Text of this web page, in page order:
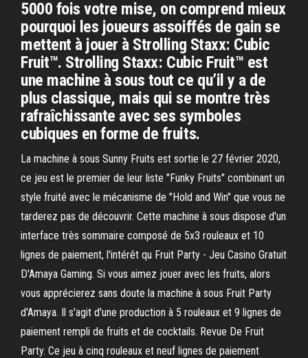
5000 fois votre mise, on comprend mieux
pourquoi les joueurs assoiffés de gain se
mettent à jouer à Strolling Staxx: Cubic
Fruit™. Strolling Staxx: Cubic Fruit™ est
une machine à sous tout ce qu’il y a de
plus classique, mais qui se montre très
rafraîchissante avec ses symboles
cubiques en forme de fruits.
La machine à sous Sunny Fruits est sortie le 27 février 2020,
ce jeu est le premier de leur liste "Funky Fruits" combinant un
style fruité avec le mécanisme de "Hold and Win" que vous ne
tarderez pas de découvrir. Cette machine à sous dispose d'un
interface très sommaire composé de 5x3 rouleaux et 10
lignes de paiement, l'intérêt qu Fruit Party - Jeu Casino Gratuit
D'Amaya Gaming. Si vous aimez jouer avec les fruits, alors
vous apprécierez sans doute la machine à sous Fruit Party
d'Amaya. Il s'agit d'une production à 5 rouleaux et 9 lignes de
paiement rempli de fruits et de cocktails. Revue De Fruit
Party. Ce jeu à cinq rouleaux et neuf lignes de paiement